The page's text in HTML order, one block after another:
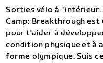
Sorties vélo à
Camp: Breakthrough
pour t'aider à
condition physique et à
forme olympique. Suis